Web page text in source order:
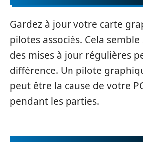
Gardez à jour votre carte
pilotes associés. Cela
des mises à jour régulières
différence. Un pilote
peut être la cause de votre
pendant les parties.